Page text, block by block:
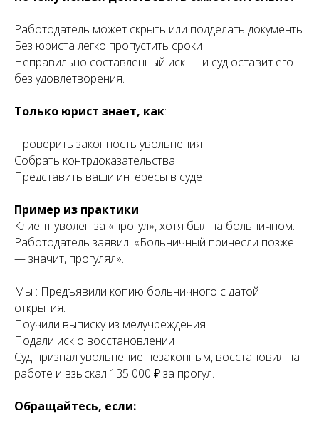
Работодатель может скрыть или подделать документы
Без юриста легко пропустить сроки
Неправильно составленный иск — и суд оставит его
без удовлетворения.
Только юрист знает, как:
Проверить законность увольнения
Собрать контрдоказательства
Представить ваши интересы в суде
Пример из практики
Клиент уволен за «прогул», хотя был на больничном.
Работодатель заявил: «Больничный принесли позже
— значит, прогулял».
Мы : Предъявили копию больничного с датой
открытия.
Поучили выписку из медучреждения
Подали иск о восстановлении
Суд признал увольнение незаконным, восстановил на
работе и взыскал 135 000 ₽ за прогул.
Обращайтесь, если: